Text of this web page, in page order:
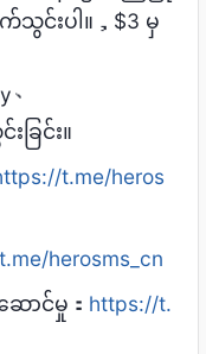
င်းပါ။，$3 မှ
ခြင်း။
t.me/heros
herosms_cn
ာင်မှု： https://t.